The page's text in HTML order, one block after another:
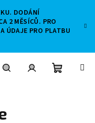
DODÁNÍ
2 MĚSÍCŮ. PRO
ÚDAJE PRO PLATBU